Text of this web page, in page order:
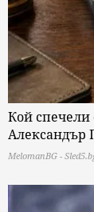
Кой спечели
Александър
MelomanBG -